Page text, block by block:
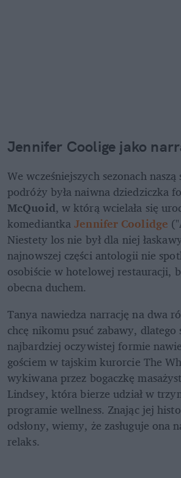
Jennifer Coolige jako
We wcześniejszych sezonach
podróży była naiwna dziedziczka
McQuoid, w którą wcielała się
komediantka Jennifer Coolidge
Niestety los nie był dla niej
najnowszej części antologii nie
osobiście w hotelowej restauracji,
obecna duchem.
Tanya nawiedza narrację na dwa
chcę nikomu psuć zabawy,
najbardziej oczywistej formie
gościem w tajskim kurorcie The
wykiwana przez bogaczkę
Lindsey, która bierze udział w
programie wellness. Znając jej
odsłony, wiemy, że zasługuje ona
relaks.